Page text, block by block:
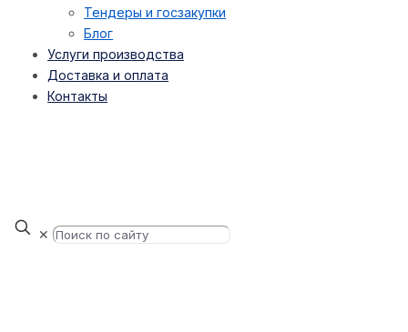
Тендеры и госзакупки
Блог
Услуги производства
Доставка и оплата
Контакты
✕